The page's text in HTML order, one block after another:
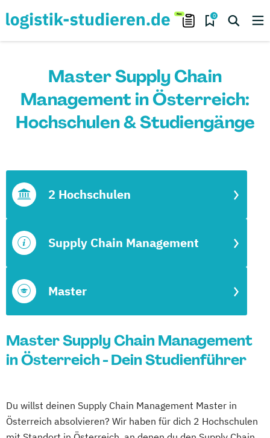
0
Master Supply Chain
Management in Österreich:
Hochschulen & Studiengänge
Master
Supply Chain Management
2 Hochschulen
Master Supply Chain Management
in Österreich - Dein Studienführer
Du willst deinen Supply Chain Management Master in
Österreich absolvieren? Wir haben für dich 2 Hochschulen